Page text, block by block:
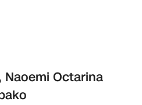
Naoemi Octarina